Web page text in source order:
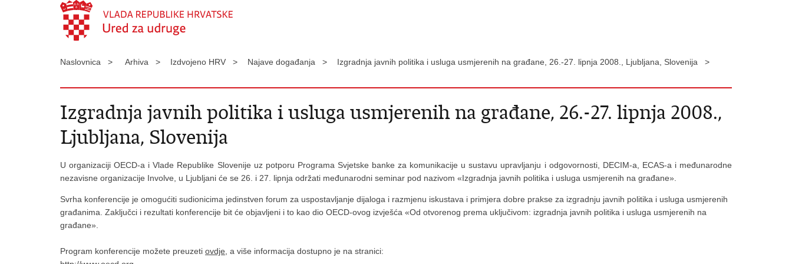
Naslovnica > Arhiva > Izdvojeno HRV > Najave događanja > Izgradnja javnih politika i usluga usmjerenih na građane, 26.-27. lipnja 2008., Ljubljana, Slovenija >
Izgradnja javnih politika i usluga usmjerenih na građane, 26.-27. lipnja 2008.,
Ljubljana, Slovenija
U organizaciji OECD-a i Vlade Republike Slovenije uz potporu Programa Svjetske banke za komunikacije u sustavu upravljanju i odgovornosti, DECIM-a, ECAS-a i međunarodne
nezavisne organizacije Involve, u Ljubljani će se 26. i 27. lipnja održati međunarodni seminar pod nazivom «Izgradnja javnih politika i usluga usmjerenih na građane».
Svrha konferencije je omogućiti sudionicima jedinstven forum za uspostavljanje dijaloga i razmjenu iskustava i primjera dobre prakse za izgradnju javnih politika i usluga usmjerenih
građanima. Zaključci i rezultati konferencije bit će objavljeni i to kao dio OECD-ovog izvješća «Od otvorenog prema uključivom: izgradnja javnih politika i usluga usmjerenih na
građane».
Program konferencije možete preuzeti ovdje , a više informacija dostupno je na stranici: